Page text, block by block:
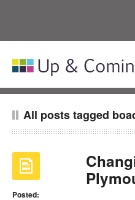
All posts tagged
Posted: